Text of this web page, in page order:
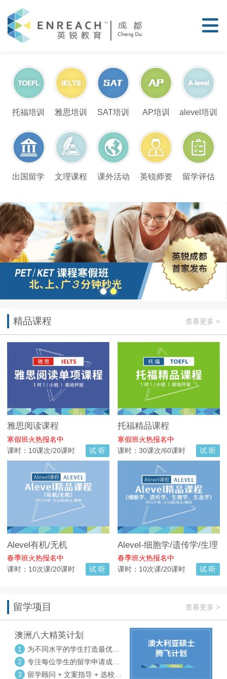
托福培训 雅思培训 SAT培训 AP培训 alevel培训
出国留学 文理课程 课外活动 英锐师资 留学评估
精品课程 查看更多 >
雅思阅读课程
寒假班火热报名中
课时：10课次/20课时
试 听
托福精品课程
寒假班火热报名中
课时：30课次/60课时
试 听
Alevel有机/无机
春季班火热报名中
课时：10次课/20课时
试 听
Alevel-细胞学/遗传学/生理
学/生态学
春季班火热报名中
课时：10次课/20课时
试 听
留学项目 查看更多 >
澳洲八大精英计划
1
为不同水平的学生打造最优选
校方案
2
专注每位学生的留学申请成功
率
3
留学顾问 + 文案指导 + 选校申